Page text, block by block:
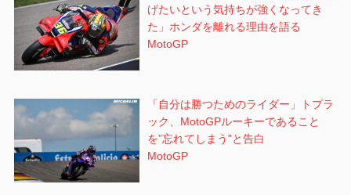
げたいという気持ちが強くなってき
た」ホンダを離れる理由を語る
MotoGP
「自分は勝つためのライダー」トプラ
ック、MotoGPルーキーであること
を”忘れてしまう”と告白
MotoGP